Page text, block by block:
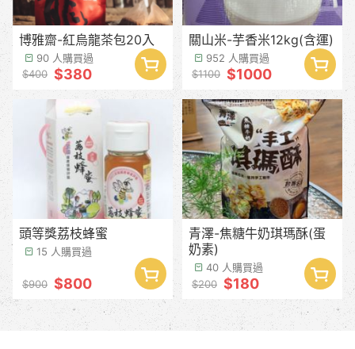
博雅齋-紅烏龍茶包20入
90 人購買過
$400 $380
關山米-芋香米12kg(含運)
952 人購買過
$1100 $1000
頭等獎荔枝蜂蜜
15 人購買過
$900 $800
青澤-焦糖牛奶琪瑪酥(蛋
奶素)
40 人購買過
$200 $180